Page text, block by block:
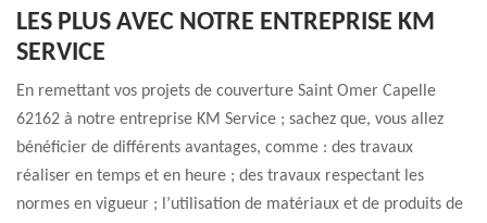
LES PLUS AVEC NOTRE ENTREPRISE KM
SERVICE
En remettant vos projets de couverture Saint Omer Capelle
62162 à notre entreprise KM Service ; sachez que, vous allez
bénéficier de différents avantages, comme : des travaux
réaliser en temps et en heure ; des travaux respectant les
normes en vigueur ; l’utilisation de matériaux et de produits de